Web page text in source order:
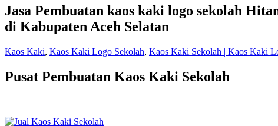
Jasa Pembuatan kaos kaki logo sekolah
di Kabupaten Aceh Selatan
Kaos Kaki, Kaos Kaki Logo Sekolah, Kaos Kaki Sekolah | Kaos Kaki
Pusat Pembuatan Kaos Kaki Sekolah